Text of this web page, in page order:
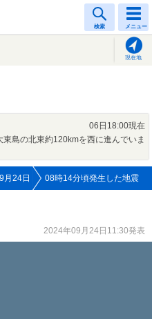
検索 メニュー
現在地
06日18:00現在
島の北東約120kmを西に進んでいま
月24日 08時14分頃発生した地震
2024年09月24日11:30発表